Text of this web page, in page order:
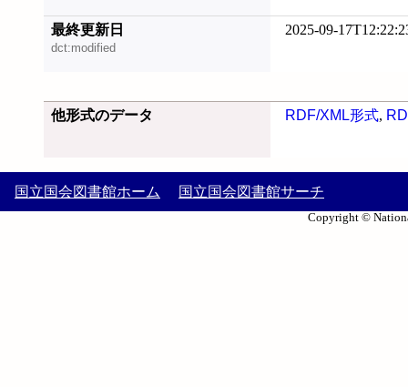
最終更新日
dct:modified
2025-09-
他形式のデータ RDF/XML形式,
国立国会図書館ホーム 国立国会図書館サーチ
Copyright ©